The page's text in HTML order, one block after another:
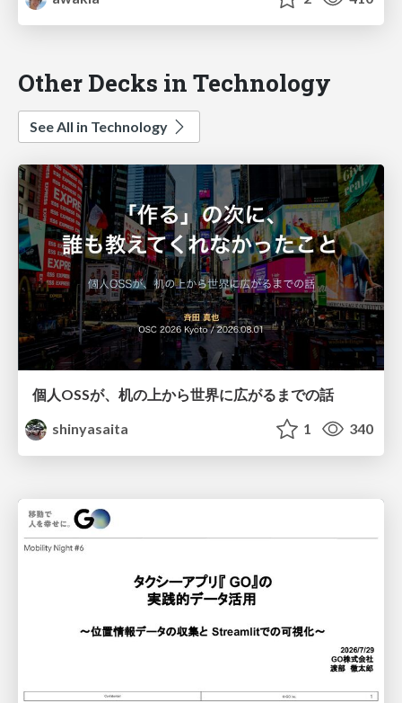
Other Decks in Technology
See All in Technology
個人OSSが、机の上から世界に広がるまでの話
shinyasaita
1 340